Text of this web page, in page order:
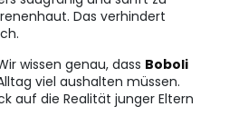
Das verhindert
wissen genau, dass Boboli
viel aushalten müssen.
auf die Realität junger Eltern